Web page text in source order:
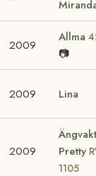
2009
Allma
📷
2009 Lina
2009
Pretty
1105